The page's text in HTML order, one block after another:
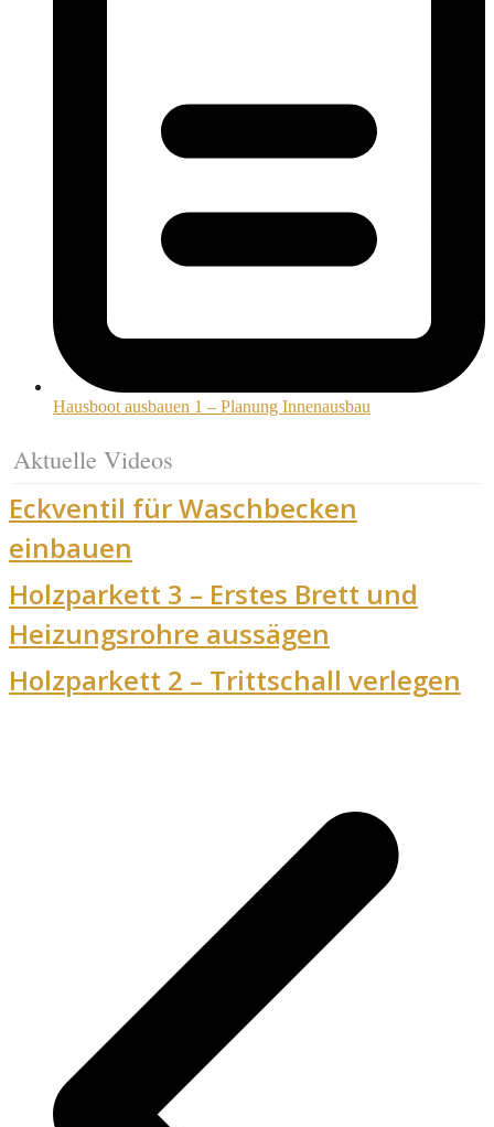
Hausboot ausbauen 1 – Planung Innenausbau
Aktuelle Videos
Eckventil für Waschbecken
einbauen
Holzparkett 3 – Erstes Brett und
Heizungsrohre aussägen
Holzparkett 2 – Trittschall verlegen